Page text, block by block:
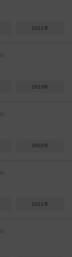
2021年
2013年
2002年
2021年